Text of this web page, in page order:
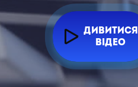
ДИВИТИСЯ
ВІДЕО